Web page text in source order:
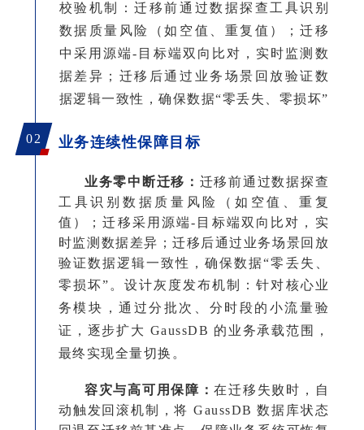
校验机制：迁移前通过数据探查工具识别
数据质量风险（如空值、重复值）；迁移
中采用源端-目标端双向比对，实时监测数
据差异；迁移后通过业务场景回放验证数
据逻辑一致性，确保数据“零丢失、零损坏”
02 业务连续性保障目标
业务零中断迁移： 迁移前通过数据探查
工具识别数据质量风险（如空值、重复
值）；迁移采用源端-目标端双向比对，实
时监测数据差异；迁移后通过业务场景回放
验证数据逻辑一致性，确保数据“零丢失、
零损坏”。设计灰度发布机制：针对核心业
务模块，通过分批次、分时段的小流量验
证，逐步扩大 GaussDB 的业务承载范围，
最终实现全量切换。
容灾与高可用保障：在迁移失败时，自
动触发回滚机制，将 GaussDB 数据库状态